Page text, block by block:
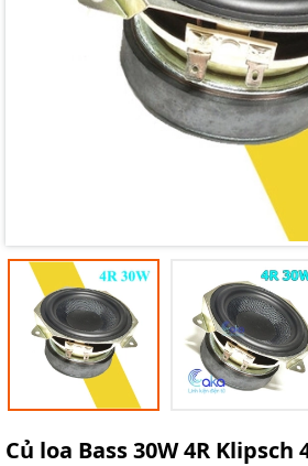
Củ loa Bass 30W 4R Klipsch
Điều kiện: